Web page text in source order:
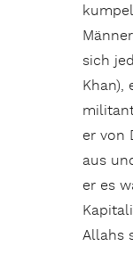
sich
Khan),
er von
aus
er es
Allahs